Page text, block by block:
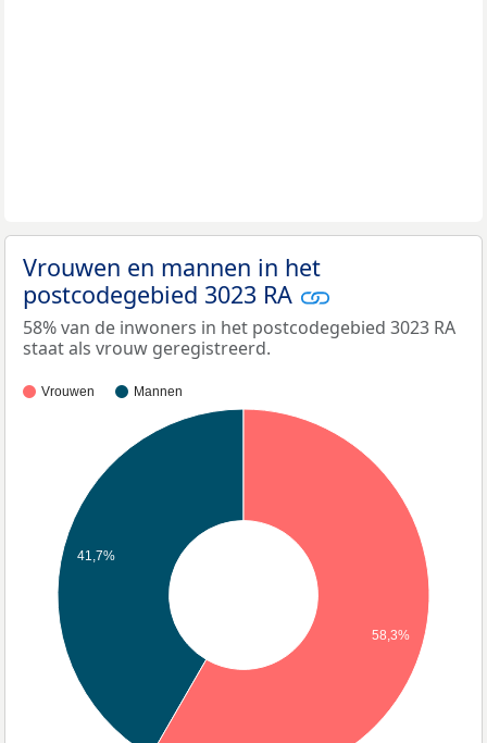
Vrouwen en mannen in het
postcodegebied 3023 RA
58% van de inwoners in het postcodegebied 3023 RA
staat als vrouw geregistreerd.
Vrouwen Mannen
41,7%
58,3%